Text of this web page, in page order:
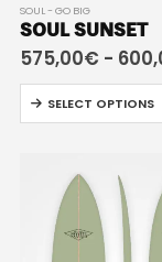
SOUL - GO BIG
SOUL SUNSET
575,00€ -
SELECT OPTIONS